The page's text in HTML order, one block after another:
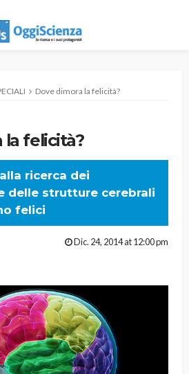
Dove dimora la felicità?
la felicità?
ricerca dei
delle strutture cerebrali
felici
Dic. 24, 2014 at 12:00 pm